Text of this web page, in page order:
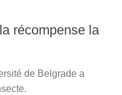
récompense la
de Belgrade a